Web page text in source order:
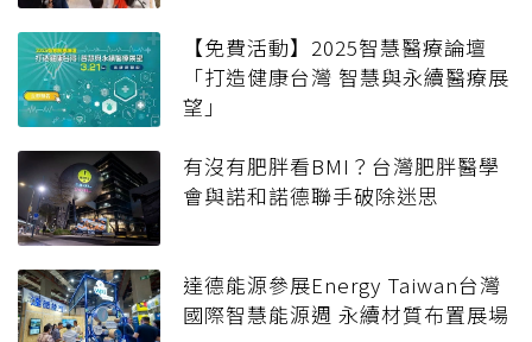
【免費活動】2025智慧醫療論壇
「打造健康台灣 智慧與永續醫療展
望」
有沒有肥胖看BMI？台灣肥胖醫學
會與諾和諾德聯手破除迷思
達德能源參展Energy Taiwan台灣
國際智慧能源週 永續材質布置展場